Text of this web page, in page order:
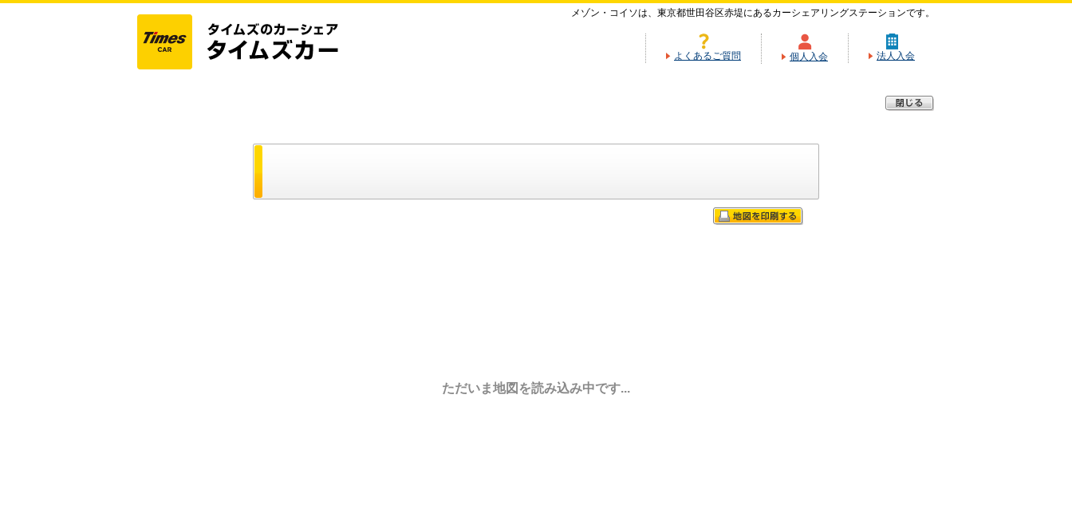
メゾン・コイソは、東京都世田谷区赤堤にあるカーシェアリングステーションです。
よくあるご質問 個人入会 法人入会
ただいま地図を読み込み中です...